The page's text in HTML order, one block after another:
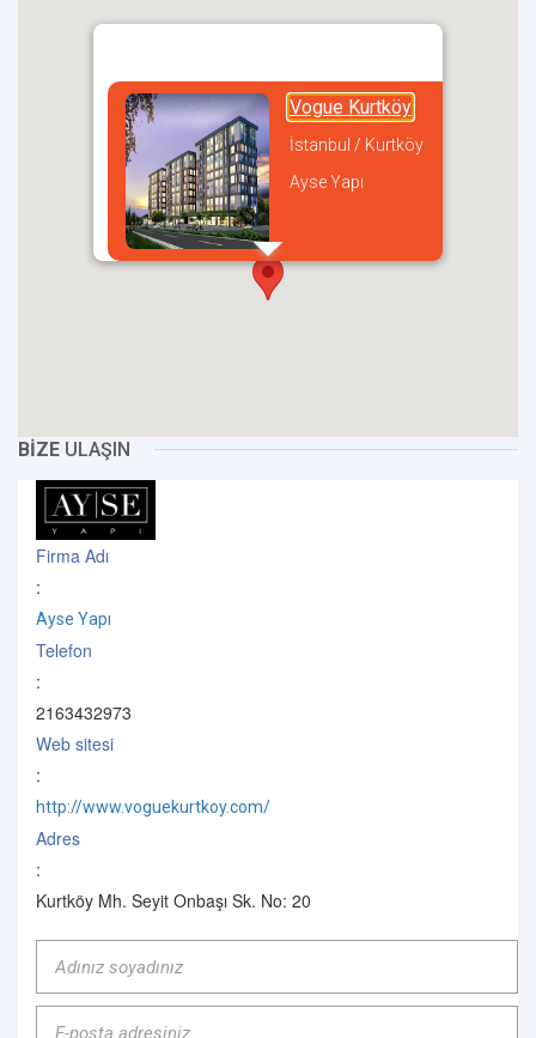
Vogue Kurtköy
İstanbul / Kurtköy
Ayse Yapı
BİZE ULAŞIN
Firma Adı
:
Ayse Yapı
Telefon
:
2163432973
Web sitesi
:
http://www.voguekurtkoy.com/
Adres
:
Kurtköy Mh. Seyit Onbaşı Sk. No: 20